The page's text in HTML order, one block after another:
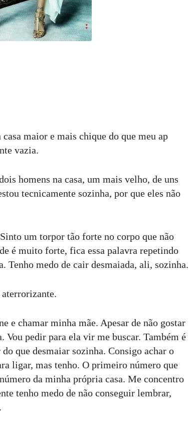
maior e mais chique do que meu ap
vazia.
homens na casa, um mais velho, de uns
tecnicamente sozinha, por que eles não
um torpor tão forte no corpo que não
é muito forte, fica essa palavra repetindo
Tenho medo de cair desmaiada, ali, sozinha.
e chamar minha mãe. Apesar de não gostar
Vou pedir para ela vir me buscar. Também é
que desmaiar sozinha. Consigo achar o
ligar, mas tenho. O primeiro número que
da minha própria casa. Me concentro
tenho medo de não conseguir lembrar,